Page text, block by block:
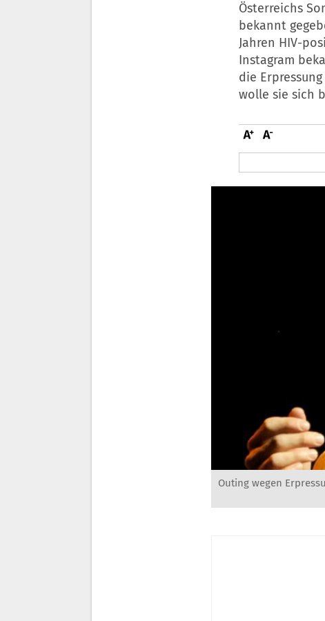
Österreichs
bekannt
Jahren HIV-
Instagram
die
wolle sie sich
Outing wegen